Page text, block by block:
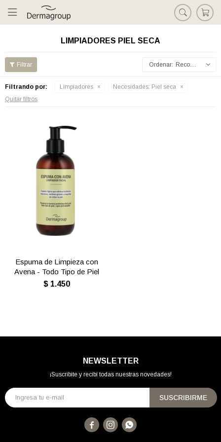

LIMPIADORES PIEL SECA
Recomendados
Filtrando por: Limpiadores Necesidades: Piel seca
Quitar filtros
Espuma de Limpieza con
Avena - Todo Tipo de Piel
$ 1.450
NEWSLETTER
¡Suscribite y recibí todas nuestras novedades!
SUSCRIBIRME
  